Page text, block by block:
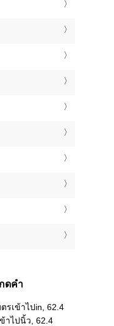
ดคำ
รเข้าไปin, 62.4
าไปนิ้ว, 62.4